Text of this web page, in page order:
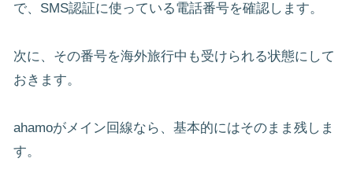
で、SMS認証に使っている電話番号を確認します。
次に、その番号を海外旅行中も受けられる状態にして
おきます。
ahamoがメイン回線なら、基本的にはそのまま残しま
す。